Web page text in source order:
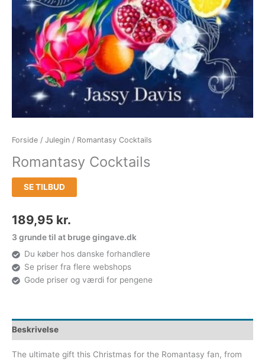
Forside / Julegin / Romantasy Cocktails
Romantasy Cocktails
SE TILBUD
189,95 kr.
3 grunde til at bruge gingave.dk
Du køber hos danske forhandlere
Se priser fra flere webshops
Gode priser og værdi for pengene
Beskrivelse
The ultimate gift this Christmas for the Romantasy fan, from